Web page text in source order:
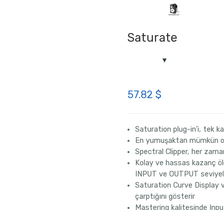
Saturate
57.82 $
Saturation plug-in’i, tek
En yumuşaktan mümkün
Spectral Clipper, her
Kolay ve hassas kazanç
INPUT ve OUTPUT
Saturation Curve Display
çarptığını gösterir
Mastering kalitesinde